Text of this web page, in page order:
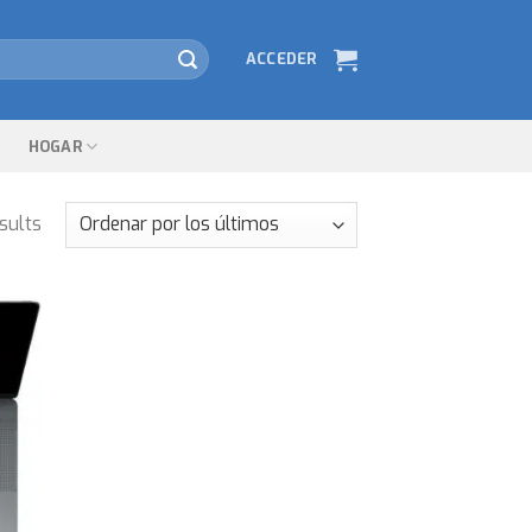
ACCEDER
HOGAR